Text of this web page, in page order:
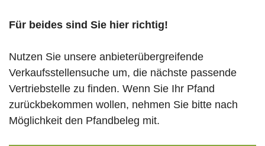
Für beides sind Sie hier richtig!
Nutzen Sie unsere anbieterübergreifende
Verkaufsstellensuche um, die nächste passende
Vertriebstelle zu finden. Wenn Sie Ihr Pfand
zurückbekommen wollen, nehmen Sie bitte nach
Möglichkeit den Pfandbeleg mit.